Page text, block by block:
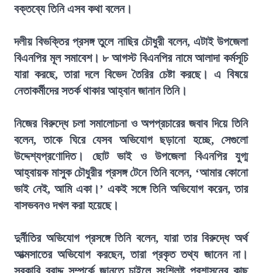
বক্তব্যে তিনি এসব কথা বলেন।
দলীয় বিভক্তির প্রসঙ্গ তুলে নাছির চৌধুরী বলেন, এটাই উপজেলা
বিএনপির মূল সমাবেশ। ৮ আগস্ট বিএনপির নামে আলাদা কর্মসূচি
যারা করছে, তারা দলে বিভেদ তৈরির চেষ্টা করছে। এ বিষয়ে
নেতাকর্মীদের সতর্ক থাকার আহ্বান জানান তিনি।
নিজের বিরুদ্ধে চলা সমালোচনা ও অপপ্রচারের জবাব দিয়ে তিনি
বলেন, তাকে ঘিরে যেসব অভিযোগ ছড়ানো হচ্ছে, সেগুলো
উদ্দেশ্যপ্রণোদিত। ছোট ভাই ও উপজেলা বিএনপির যুগ্ম
আহ্বায়ক মাসুক চৌধুরীর প্রসঙ্গ টেনে তিনি বলেন, ‘আমার কোনো
ভাই নেই, আমি একা।’ একই সঙ্গে তিনি অভিযোগ করেন, তার
বাসভবনও দখল করা হয়েছে।
দুর্নীতির অভিযোগ প্রসঙ্গে তিনি বলেন, যারা তার বিরুদ্ধে অর্থ
আত্মসাতের অভিযোগ করছেন, তারা প্রকৃত তথ্য জানেন না।